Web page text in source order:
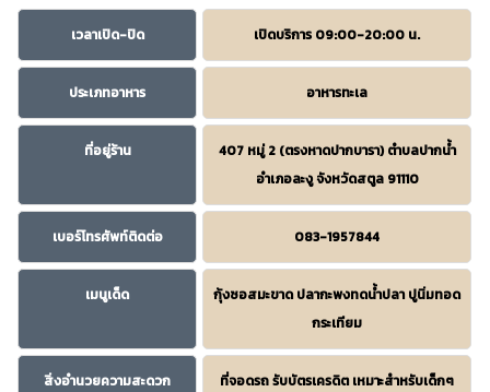
เวลาเปิด-ปิด เปิดบริการ 09:00-20:00 น.
ประเภทอาหาร อาหารทะเล
ที่อยู่ร้าน
407 หมู่ 2 (ตรงหาดปากบารา) ตำบลปากน้ำ
อำเภอละงู จังหวัดสตูล 91110
เบอร์โทรศัพท์ติดต่อ 083-1957844
เมนูเด็ด
กุ้งซอสมะขาด ปลากะพงทดน้ำปลา ปูนิ่มทอด
กระเทียม
สิ่งอำนวยความสะดวก
ที่จอดรถ รับบัตรเครดิต เหมาะสำหรับเด็กๆ